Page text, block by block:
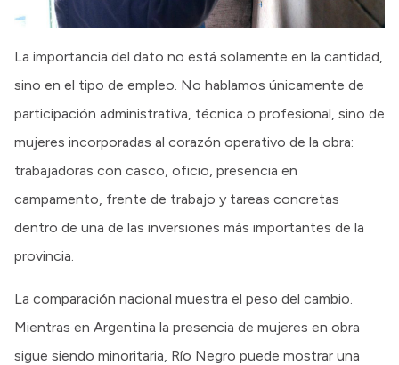
La importancia del dato no está solamente en la cantidad,
sino en el tipo de empleo. No hablamos únicamente de
participación administrativa, técnica o profesional, sino de
mujeres incorporadas al corazón operativo de la obra:
trabajadoras con casco, oficio, presencia en
campamento, frente de trabajo y tareas concretas
dentro de una de las inversiones más importantes de la
provincia.
La comparación nacional muestra el peso del cambio.
Mientras en Argentina la presencia de mujeres en obra
sigue siendo minoritaria, Río Negro puede mostrar una